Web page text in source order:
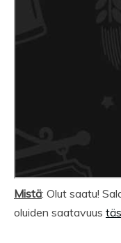
Mistä: Olut saatu!
oluiden saatavuus